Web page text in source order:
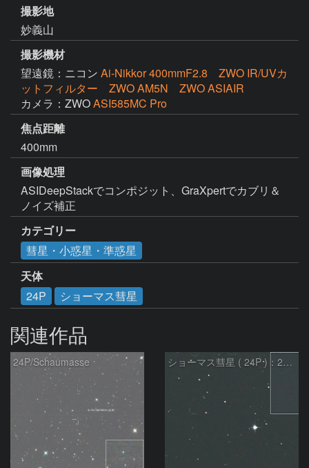
撮影地
妙義山
撮影機材
望遠鏡：ニコン Ai-Nikkor 400mmF2.8 ZWO IR/UVカ
ットフィルター ZWO AM5N ZWO ASIAIR
カメラ：ZWOASI585MC Pro
焦点距離
400mm
画像処理
ASIDeepStackでコンポジット、GraXpertでカブリ＆
ノイズ補正
カテゴリー
彗星・小惑星・準惑星
天体
24P
ショーマス彗星
関連作品
24P/Schaumasse ショーマス彗星 ( 24P )：2026/05/29